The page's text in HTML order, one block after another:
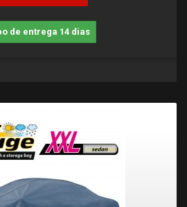
de entrega 14 dias